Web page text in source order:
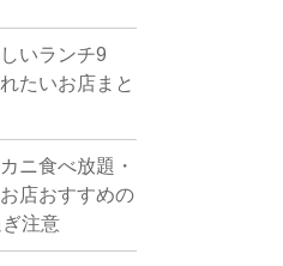
いランチ9
たいお店まと
ニ食べ放題・
店おすすめの
注意